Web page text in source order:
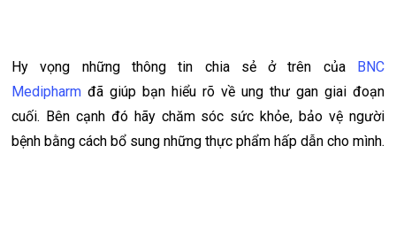
Hy vọng những thông tin chia sẻ ở trên của
BNC
Medipharm đã giúp bạn hiểu rõ về ung thư gan giai đoạn
cuối. Bên cạnh đó hãy chăm sóc sức khỏe, bảo vệ người
bệnh bằng cách bổ sung những thực phẩm hấp dẫn cho mình.